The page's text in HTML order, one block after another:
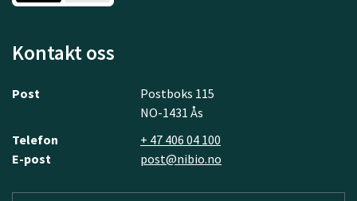
Kontakt oss
Post
Postboks 115
NO-1431 Ås
Telefon
+ 47 406 04 100
E-post
post@nibio.no